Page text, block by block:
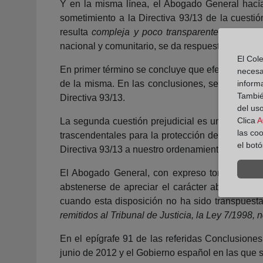
Y en la misma línea, el Abogado General
sometimiento a la Directiva 93/13 de la
resultacompleja y poco transparente para el
nacional y comunitario, se da respuesta a tres
En primer término se concluye que
de la misma. En las conclusiones, se desliza
Directiva 93/13.
La segunda cuestión prejudicial es una carga
trascendentales para la protección del
Directiva 93/13 a nuestro ordenamiento o la
El Abogado General, con expreso tono
abstenerse de apreciar el carácter abusivo
cuando esta disposición no ha sido
remitidos al Tribunal de Justicia, la Ley 7/1998,
En el epígrafe 91 de las referidas
junio de 2012 y el Gobierno español en las que
El
del
Clica
las
el